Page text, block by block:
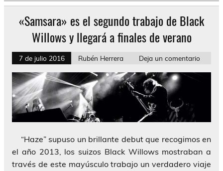
«Samsara» es el segundo trabajo de Black
Willows y llegará a finales de verano
7 de julio 2016 Rubén Herrera Deja un comentario
“Haze” supuso un brillante debut que recogimos en
el año 2013, los suizos Black Willows mostraban a
través de este mayúsculo trabajo un verdadero viaje